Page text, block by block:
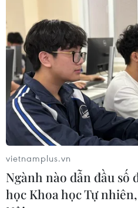
Lịch thi đấu ASEAN Cup
7/8: Việt Nam hướng đến
07/08/2026 00:07
Công Phượng gặp thử
trong ngày tái xuất V-
06/08/2026 11:49
Nhận định Việt
Campuchia: Vì sao thầy
vietnamplus.vn
Ngành nào dẫn đầu số
học Khoa học Tự